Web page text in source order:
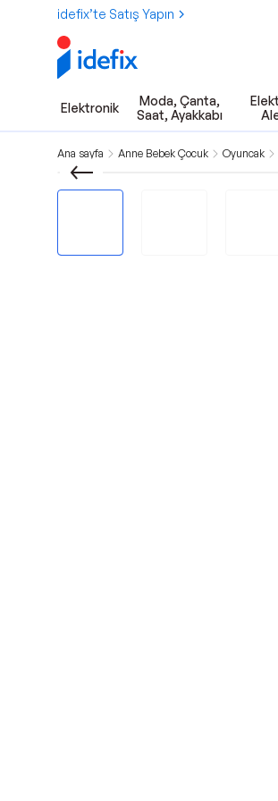
idefix’te Satış Yapın
Elektronik
Moda, Çanta,
Saat, Ayakkabı
Ana sayfa Anne Bebek Çocuk Oyuncak